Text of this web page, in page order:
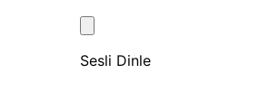
Sesli Dinle